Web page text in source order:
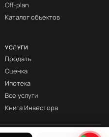
Off-plan
Каталог объектов
УСЛУГИ
Продать
Оценка
Ипотека
Все услуги
Книга Инвестора